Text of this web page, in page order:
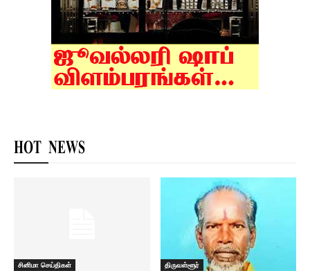
HOT NEWS
சினிமா செய்திகள் திருவள்ளூர்